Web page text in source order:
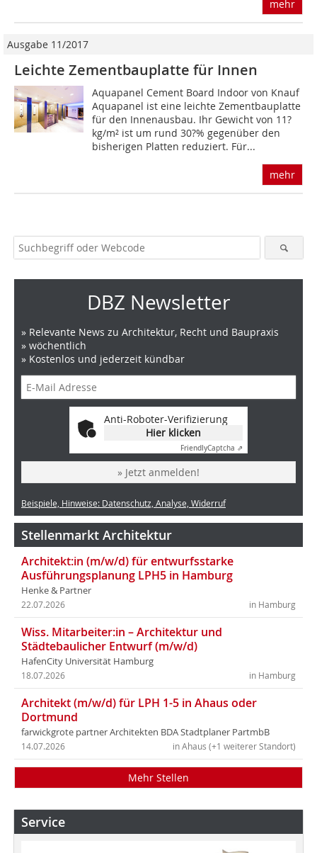
mehr
Ausgabe 11/2017
Leichte Zementbauplatte für Innen
Aquapanel Cement Board Indoor von Knauf
Aquapanel ist eine leichte Zementbauplatte
für den Innenausbau. Ihr Gewicht von 11?
kg/m² ist um rund 30?% gegenüber den
bisherigen Platten reduziert. Für...
mehr
DBZ Newsletter
» Relevante News zu Architektur, Recht und Baupraxis
» wöchentlich
» Kostenlos und jederzeit kündbar
Anti-Roboter-Verifizierung
Hier klicken
FriendlyCaptcha ⇗
» Jetzt anmelden!
Beispiele, Hinweise: Datenschutz, Analyse, Widerruf
Stellenmarkt Architektur
Architekt:in (m/w/d) für entwurfsstarke
Ausführungsplanung LPH5 in Hamburg
Henke & Partner
in Hamburg
22.07.2026
Wiss. Mitarbeiter:in – Architektur und
Städtebaulicher Entwurf (m/w/d)
HafenCity Universität Hamburg
in Hamburg
18.07.2026
Architekt (m/w/d) für LPH 1-5 in Ahaus oder
Dortmund
farwickgrote partner Architekten BDA Stadtplaner PartmbB
in Ahaus (+1 weiterer Standort)
14.07.2026
Mehr Stellen
Service